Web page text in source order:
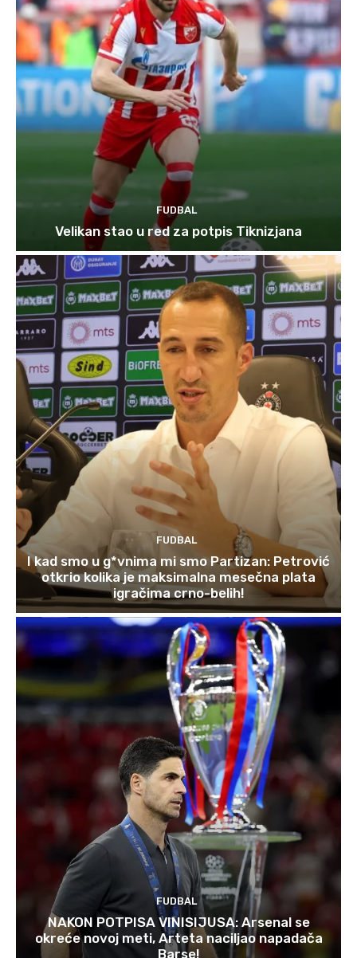
FUDBAL
Velikan stao u red za potpis Tiknizjana
FUDBAL
I kad smo u g*vnima mi smo Partizan: Petrović
otkrio kolika je maksimalna mesečna plata
igračima crno-belih!
FUDBAL
NAKON POTPISA VINISIJUSA: Arsenal se
okreće novoj meti, Arteta naciljao napadača
Barse!